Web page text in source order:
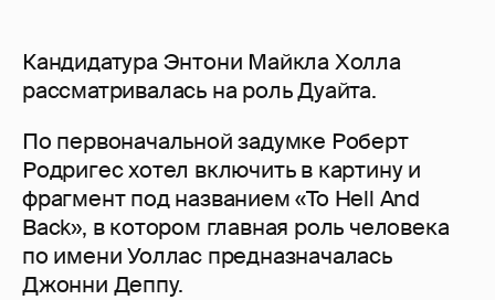
Кандидатура Энтони Майкла Холла
рассматривалась на роль Дуайта.
По первоначальной задумке Роберт
Родригес хотел включить в картину и
фрагмент под названием «To Hell And
Back», в котором главная роль человека
по имени Уоллас предназначалась
Джонни Деппу.